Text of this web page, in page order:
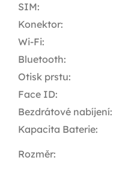
SIM:
Konektor:
Wi-Fi:
Bluetooth:
Otisk prstu:
Face ID:
Bezdrátové nabíjení:
Kapacita Baterie:
Rozměr: